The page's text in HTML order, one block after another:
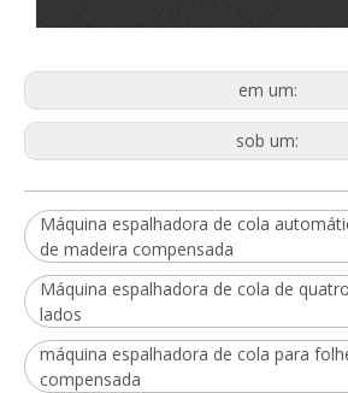
em um:
sob um:
Máquina espalhadora de cola
de madeira compensada
Máquina espalhadora de cola de
lados
máquina espalhadora de cola para
compensada